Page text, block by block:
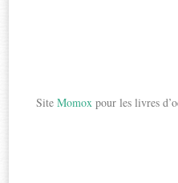
SiteMomox pour les livres